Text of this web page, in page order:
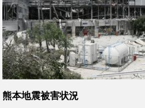
熊本地震被害状況